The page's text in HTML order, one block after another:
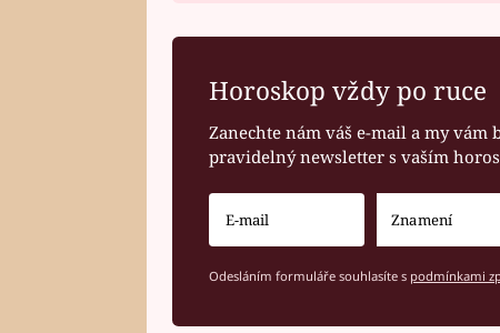
Horoskop vždy po ruce
Zanechte nám váš e-mail a my vám
pravidelný newsletter s vaším
Odesláním formuláře souhlasíte s podmínkami